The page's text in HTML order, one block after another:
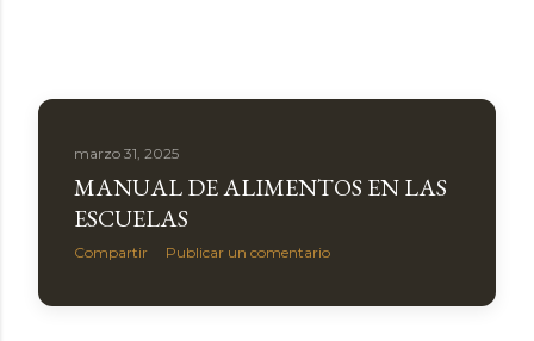
marzo 31, 2025
MANUAL DE ALIMENTOS EN LAS
ESCUELAS
Compartir Publicar un comentario